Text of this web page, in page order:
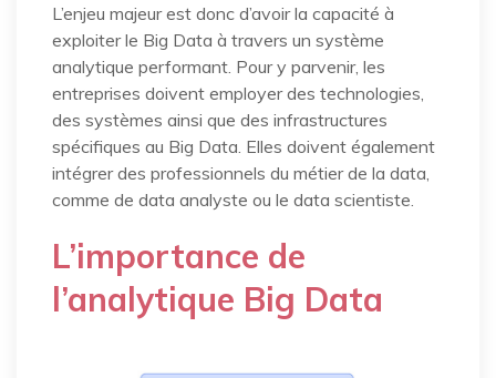
L’enjeu majeur est donc d’avoir la capacité à
exploiter le Big Data à travers un système
analytique performant. Pour y parvenir, les
entreprises doivent employer des technologies,
des systèmes ainsi que des infrastructures
spécifiques au Big Data. Elles doivent également
intégrer des professionnels du métier de la data,
comme de data analyste ou le data scientiste.
L’importance de
l’analytique Big Data